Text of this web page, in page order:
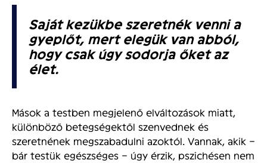
Saját kezükbe szeretnék venni a
gyeplőt, mert elegük van abból,
hogy csak úgy sodorja őket az
élet.
Mások a testben megjelenő elváltozások miatt,
különböző betegségektől szenvednek és
szeretnének megszabadulni azoktól. Vannak, akik –
bár testük egészséges – úgy érzik, pszichésen nem